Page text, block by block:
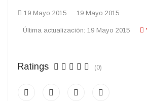
19 Mayo 2015 19 Mayo 2015
Última actualización: 19 Mayo 2015
Ratings (0)